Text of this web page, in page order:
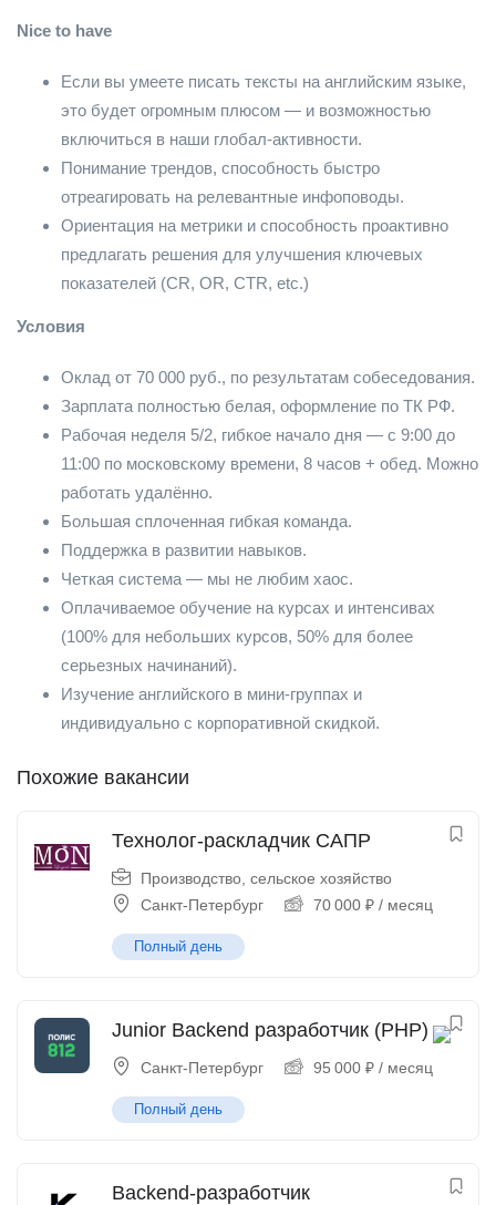
Nice to have
Если вы умеете писать тексты на английским языке,
это будет огромным плюсом — и возможностью
включиться в наши глобал-активности.
Понимание трендов, способность быстро
отреагировать на релевантные инфоповоды.
Ориентация на метрики и способность проактивно
предлагать решения для улучшения ключевых
показателей (CR, OR, CTR, etc.)
Условия
Оклад от 70 000 руб., по результатам собеседования.
Зарплата полностью белая, оформление по ТК РФ.
Рабочая неделя 5/2, гибкое начало дня — с 9:00 до
11:00 по московскому времени, 8 часов + обед. Можно
работать удалённо.
Большая сплоченная гибкая команда.
Поддержка в развитии навыков.
Четкая система — мы не любим хаос.
Оплачиваемое обучение на курсах и интенсивах
(100% для небольших курсов, 50% для более
серьезных начинаний).
Изучение английского в мини-группах и
индивидуально с корпоративной скидкой.
Похожие вакансии
Технолог-раскладчик САПР
Производство, сельское хозяйство
Санкт-Петербург
70 000 ₽ / месяц
Полный день
Junior Backend разработчик (PHP)
Санкт-Петербург 95 000 ₽ / месяц
Полный день
Backend-разработчик